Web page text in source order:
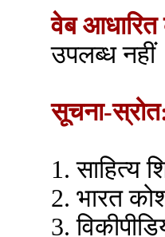
वेब
उपलब्ध नहीं
सूचना-
1. साहित्य
2. भारत
3.